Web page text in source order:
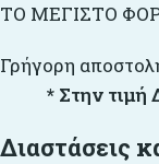
ΤΟ ΜΕΓΙΣΤΟ
Γρήγορη
* Στην τιμή
Διαστάσεις